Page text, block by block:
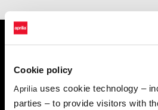
Cookie policy
Aprilia uses cookie technology –
parties – to provide visitors with
Vždy požádej o
byl tvůj Aprilia v